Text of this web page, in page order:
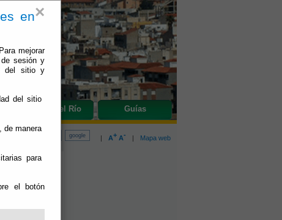
×
en
mejorar
sesión y
del sitio y
del sitio
de manera
para
el botón
Olula del Río Guías
| A+ A- | Mapa web